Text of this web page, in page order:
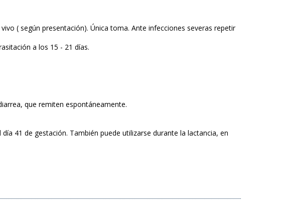
( según presentación). Única toma. Ante infecciones severas repetir
a los 15 - 21 días.
que remiten espontáneamente.
41 de gestación. También puede utilizarse durante la lactancia, en